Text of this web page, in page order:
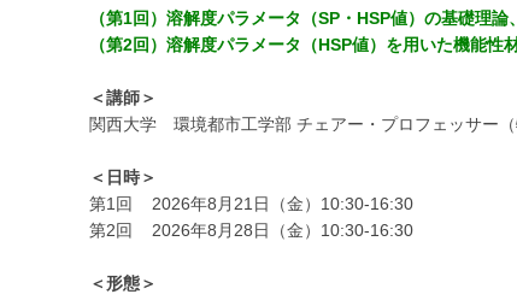
（第1回）溶解度パラメータ（SP・HSP値）の基礎理
（第2回）溶解度パラメータ（HSP値）を用いた機能性
＜講師＞
関西大学 環境都市工学部 チェアー・プロフェッサー
＜日時＞
第1回 2026年8月21日（金）10:30-16:30
第2回 2026年8月28日（金）10:30-16:30
＜形態＞